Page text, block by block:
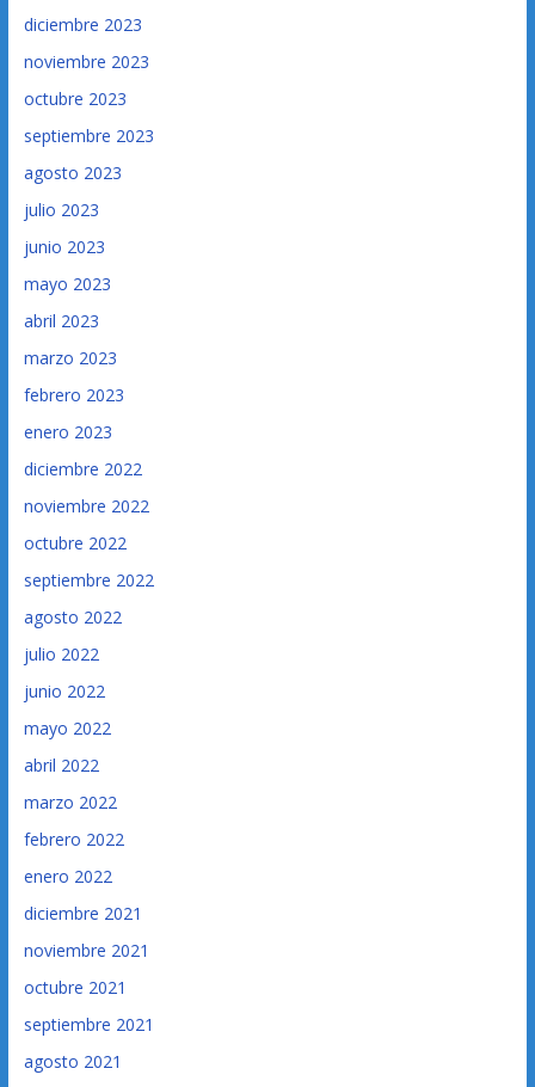
diciembre 2023
noviembre 2023
octubre 2023
septiembre 2023
agosto 2023
julio 2023
junio 2023
mayo 2023
abril 2023
marzo 2023
febrero 2023
enero 2023
diciembre 2022
noviembre 2022
octubre 2022
septiembre 2022
agosto 2022
julio 2022
junio 2022
mayo 2022
abril 2022
marzo 2022
febrero 2022
enero 2022
diciembre 2021
noviembre 2021
octubre 2021
septiembre 2021
agosto 2021